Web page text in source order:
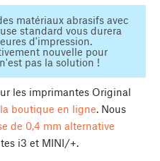
matériaux abrasifs avec
standard vous durera
d'impression.
nouvelle pour
pas la solution !
les imprimantes Original
boutique en ligne. Nous
de 0,4 mm alternative
i3 et MINI/+.